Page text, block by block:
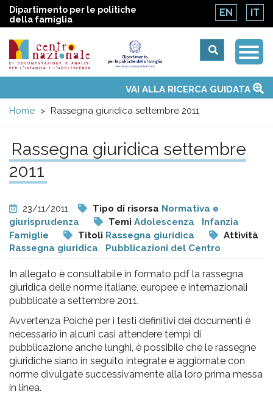
Dipartimento per le politiche
della famiglia
EN IT
Centro
nazionale
di
Documentazione
e
analisi
pr
l'infanzia
e
l'adolescenza
menu
Temi
Attività
Convenzione ONUVAI ALLA RICERCA GUIDATA
Home
Rassegna giuridica settembre 2011
Rassegna giuridica settembre
2011
23/11/2011 Tipo di risorsa Normativa e
giurisprudenza
Temi Adolescenza
Infanzia
Famiglie
Titoli Rassegna giuridica
Attività
Rassegna giuridica
Pubblicazioni del Centro
In allegato è consultabile in formato pdf la rassegna
giuridica delle norme italiane, europee e internazionali
pubblicate a settembre 2011.
Avvertenza Poiché per i testi definitivi dei documenti è
necessario in alcuni casi attendere tempi di
pubblicazione anche lunghi, è possibile che le rassegne
giuridiche siano in seguito integrate e aggiornate con
norme divulgate successivamente alla loro prima messa
in linea.